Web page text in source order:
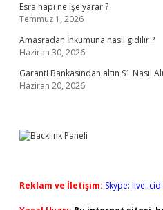
Esra hapı ne işe yarar ?
Temmuz 1, 2026
Amasradan İnkumuna nasıl gidilir ?
Haziran 30, 2026
Garanti Bankasından altın S1 Nasıl
Haziran 20, 2026
Reklam ve İletişim: Skype: